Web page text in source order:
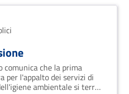
comunica che la prima
per l'appalto dei servizi di
ambientale si terrà